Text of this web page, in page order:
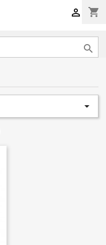
shopping_cart


